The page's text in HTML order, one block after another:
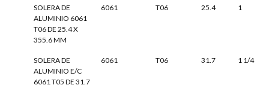
SOLERA DE
ALUMINIO 6061
T06 DE 25.4 X
355.6 MM
6061 T06 25.4 1
SOLERA DE
ALUMINIO E/C
6061 T05 DE 31.7
6061 T06 31.7 1 1/4